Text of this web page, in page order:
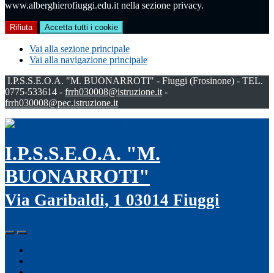
www.alberghierofiuggi.edu.it nella sezione privacy.
Rifiuta Accetta tutti i cookie
Vai alla sezione principale
Vai alla navigazione principale
I.P.S.S.E.O.A. "M. BUONARROTI" - Fiuggi (Frosinone) - TEL.
0775-533614 - frrh030008@istruzione.it -
frrh030008@pec.istruzione.it
I.P.S.S.E.O.A. "M.
BUONARROTI"
Via Garibaldi, 1 03014 Fiuggi